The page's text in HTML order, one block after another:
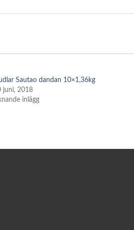
Sautao dandan 10×1,36kg
juni, 2018
inlägg